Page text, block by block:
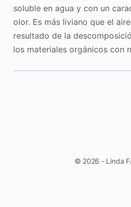
soluble en agua y con un
olor. Es más liviano que el
resultado de la
los materiales orgánicos con
© 2026 - Linda